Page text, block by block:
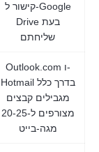
קישור ל-Google
Drive בעת
שליחתם
Outlook.com ו-
Hotmail בדרך כלל
מגבילים קבצים
מצורפים ל-20-25
מגה-בייט